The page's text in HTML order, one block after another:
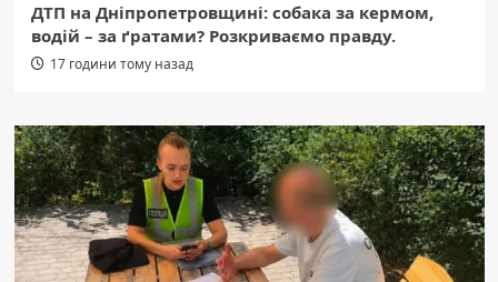
ДТП на Дніпропетровщині: собака за кермом,
водій – за ґратами? Розкриваємо правду.
17 години тому назад